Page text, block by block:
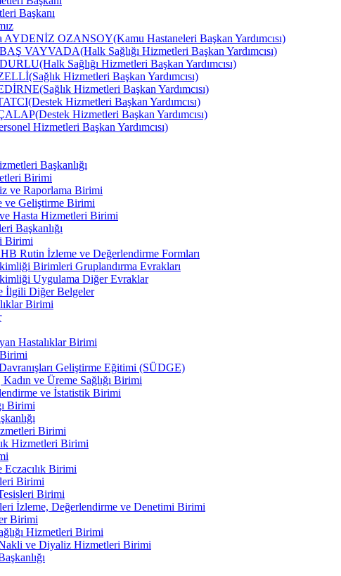
Başkanı
AYDENİZ OZANSOY(Kamu Hastaneleri Başkan Yardımcısı)
VAYVADA(Halk Sağlığı Hizmetleri Başkan Yardımcısı)
Sağlığı Hizmetleri Başkan Yardımcısı)
Hizmetleri Başkan Yardımcısı)
Hizmetleri Başkan Yardımcısı)
Hizmetleri Başkan Yardımcısı)
Hizmetleri Başkan Yardımcısı)
Hizmetleri Başkan Yardımcısı)
Başkanlığı
Birimi
ve Raporlama Birimi
ve Geliştirme Birimi
ve Hasta Hizmetleri Birimi
Başkanlığı
Birimi
Rutin İzleme ve Değerlendirme Formları
Birimleri Gruplandırma Evrakları
Uygulama Diğer Evraklar
İlgili Diğer Belgeler
Birimi
Hastalıklar Birimi
Birimi
Geliştirme Eğitimi (SÜDGE)
ve Üreme Sağlığı Birimi
ve İstatistik Birimi
Birimi
Birimi
Hizmetleri Birimi
Eczacılık Birimi
Birimi
Birimi
İzleme, Değerlendirme ve Denetimi Birimi
Birimi
Hizmetleri Birimi
ve Diyaliz Hizmetleri Birimi